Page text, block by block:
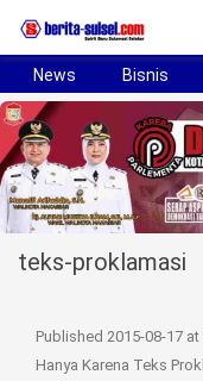
Home
News
Politik
Pendidikan
Bisnis
News Bisnis
teks-proklamasi
Published 2015-08-17 at
Hanya Karena Teks